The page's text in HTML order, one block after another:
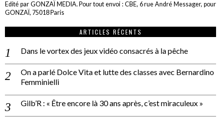
Edité par GONZAÏ MEDIA. Pour tout envoi : CBE, 6 rue André Messager, pour
GONZAÏ, 75018 Paris
ARTICLES RÉCENTS
Dans le vortex des jeux vidéo consacrés à la pêche
On a parlé Dolce Vita et lutte des classes avec Bernardino
Femminielli
Gilb’R : « Être encore là 30 ans après, c’est miraculeux »